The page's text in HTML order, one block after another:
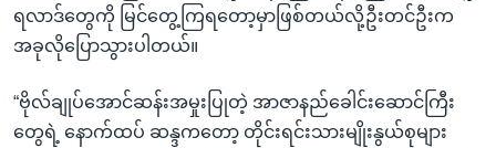
ရလာဒ်တွေကို မြင်တွေ့ကြရတော့မှာဖြစ်တယ်လို့ဦးတင်ဦးက
အခုလိုပြောသွားပါတယ်။
“ဗိုလ်ချုပ်အောင်ဆန်းအမှုးပြုတဲ့ အာဇာနည်ခေါင်းဆောင်ကြီး
တွေရဲ့ နောက်ထပ် ဆန္ဒကတော့ တိုင်းရင်းသားမျိုးနွယ်စုများ